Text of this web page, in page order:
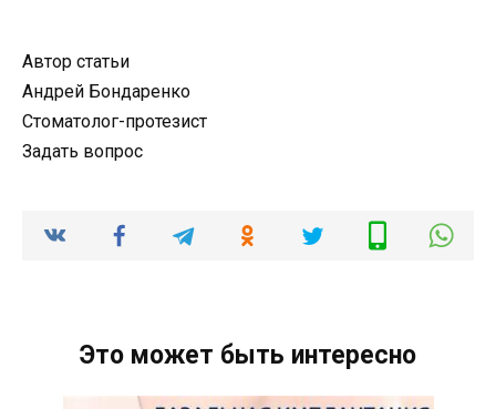
Автор статьи
Андрей Бондаренко
Стоматолог-протезист
Задать вопрос
Это может быть интересно